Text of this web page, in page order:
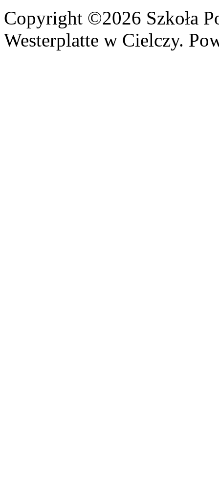
Copyright ©2026 Szkoła
Westerplatte w Cielczy.